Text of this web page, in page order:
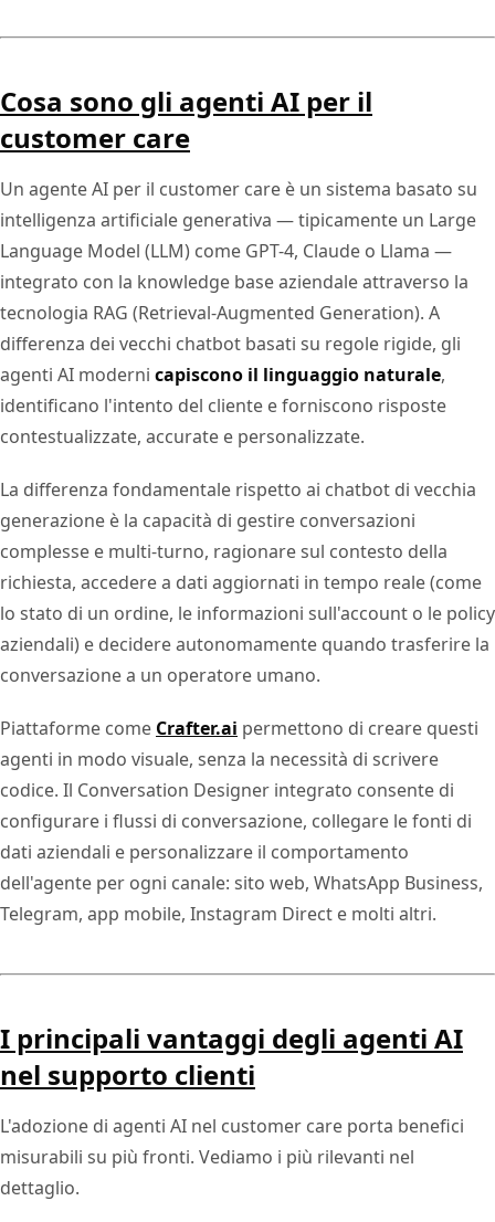
Cosa sono gli agenti AI per il
customer care
Un agente AI per il customer care è un sistema basato su
intelligenza artificiale generativa — tipicamente un Large
Language Model (LLM) come GPT-4, Claude o Llama —
integrato con la knowledge base aziendale attraverso la
tecnologia RAG (Retrieval-Augmented Generation). A
differenza dei vecchi chatbot basati su regole rigide, gli
agenti AI moderni capiscono il linguaggio naturale,
identificano l'intento del cliente e forniscono risposte
contestualizzate, accurate e personalizzate.
La differenza fondamentale rispetto ai chatbot di vecchia
generazione è la capacità di gestire conversazioni
complesse e multi-turno, ragionare sul contesto della
richiesta, accedere a dati aggiornati in tempo reale (come
lo stato di un ordine, le informazioni sull'account o le policy
aziendali) e decidere autonomamente quando trasferire la
conversazione a un operatore umano.
Piattaforme come Crafter.ai permettono di creare questi
agenti in modo visuale, senza la necessità di scrivere
codice. Il Conversation Designer integrato consente di
configurare i flussi di conversazione, collegare le fonti di
dati aziendali e personalizzare il comportamento
dell'agente per ogni canale: sito web, WhatsApp Business,
Telegram, app mobile, Instagram Direct e molti altri.
I principali vantaggi degli agenti AI
nel supporto clienti
L'adozione di agenti AI nel customer care porta benefici
misurabili su più fronti. Vediamo i più rilevanti nel
dettaglio.